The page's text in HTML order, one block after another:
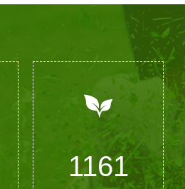
1266